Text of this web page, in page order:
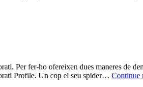
Per fer-ho ofereixen dues maneres de
Profile. Un cop el seu spider… Continue